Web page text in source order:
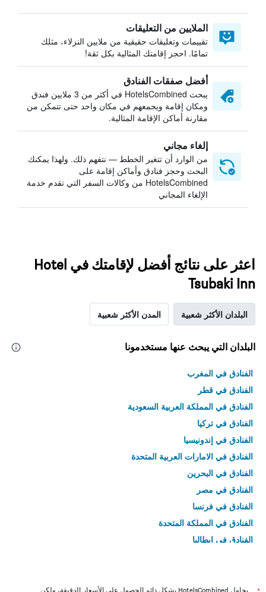
الملايين من التعليقات
تقييمات وتعليقات حقيقية من ملايين النزلاء، مثلك
تمامًا. احجز إقامتك المثالية بكل ثقة!
أفضل صفقات الفنادق
يبحث HotelsCombined في أكثر من 3 ملايين فندق
ومكان إقامة ويجمعهم في مكان واحد حتى تتمكن من
مقارنة أماكن الإقامة المثالية.
إلغاء مجاني
من الوارد أن تتغير الخطط — نتفهم ذلك. ولهذا يمكنك
البحث وحجز فنادق وأماكن إقامة على
HotelsCombined من وكالات السفر التي تقدم خدمة
الإلغاء المجاني
اعثر على نتائج أفضل لإقامتك في Hotel
Tsubaki Inn
البلدان الأكثر شعبية المدن الأكثر شعبية
البلدان التي يبحث عنها مستخدمونا
الفنادق في المغرب
الفنادق في قطر
الفنادق في المملكة العربية السعودية
الفنادق في تركيا
الفنادق في إندونيسيا
الفنادق في الامارات العربية المتحدة
الفنادق في البحرين
الفنادق في مصر
الفنادق في فرنسا
الفنادق في المملكة المتحدة
الفنادق في إيطاليا
يحاول HotelsCombined بشكل دائم الحصول على الأسعار الدقيقة، ولكن